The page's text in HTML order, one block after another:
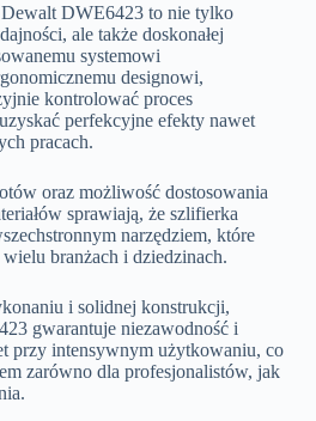
DWE6423 to nie tylko
ale także doskonałej
systemowi
designowi,
kontrolować proces
perfekcyjne efekty nawet
pracach.
oraz możliwość dostosowania
sprawiają, że szlifierka
narzędziem, które
branżach i dziedzinach.
i solidnej konstrukcji,
gwarantuje niezawodność i
przy intensywnym użytkowaniu, co
zarówno dla profesjonalistów, jak